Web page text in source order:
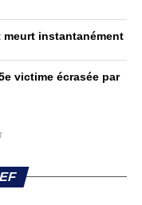
meurt instantanément
victime écrasée par